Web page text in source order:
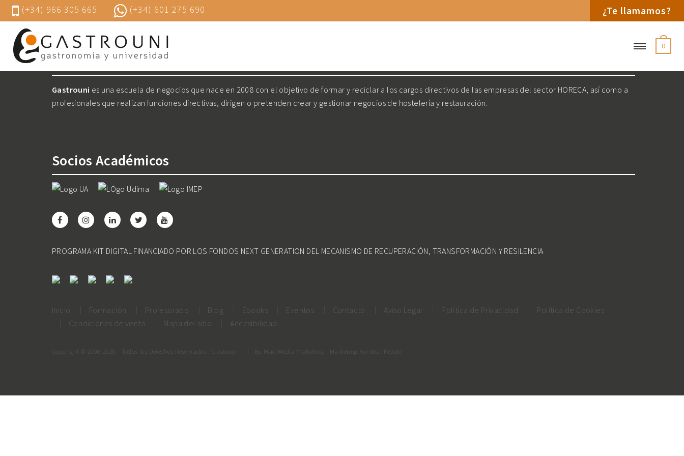
(+34) 966 305 665 (+34) 601 275 690 ¿Te llamamos?
0
Nosotros
Gastrouni es una escuela de negocios que nace en 2008 con el objetivo de formar y reciclar a los cargos directivos de las empresas del sector HORECA, así como a
profesionales que realizan funciones directivas, dirigen o pretenden crear y gestionar negocios de hostelería y restauración.
Socios Académicos
PROGRAMA KIT DIGITAL FINANCIADO POR LOS FONDOS NEXT GENERATION DEL MECANISMO DE RECUPERACIÓN, TRANSFORMACIÓN Y RESILENCIA
Inicio Formación Profesorado Blog Ebooks Eventos Contacto Aviso Legal Política de Privacidad
Política de Cookies
Condiciones de venta
Mapa del sitio Accesibilidad
Copyright © 2008-2020 - Todos los Derechos Reservados - Gastrouni By Mad Media Marketing - Marketing For Real People